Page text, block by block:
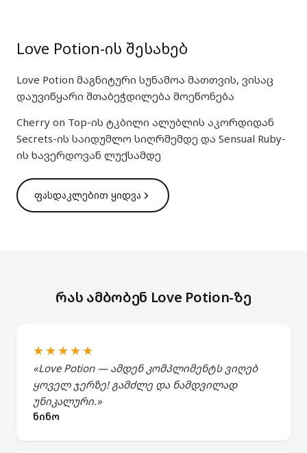
Love Potion-ის შესახებ
Love Potion მაგნიტური სუნამოა მათთვის, ვისაც
დაუვიწყარი შთაბეჭდილება მოეწონება
Cherry on Top-ის ტკბილი ალუბლის აკორდიდან
Secrets-ის საიდუმლო სიღრმემდე და Sensual Ruby-
ის ხავერდოვან ლუქსამდე
ფასდაკლებით ყიდვა
რას ამბობენ Love Potion-ზე
★★★★★
«Love Potion — ამდენ კომპლიმენტს ვიღებ
ყოველ ჯერზე! გამძლე და ნამდვილად
უნიკალური.»
ნინო